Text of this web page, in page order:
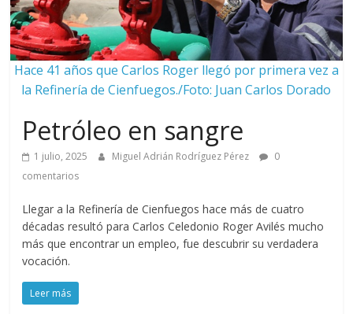
Hace 41 años que Carlos Roger llegó por primera vez a
la Refinería de Cienfuegos./Foto: Juan Carlos Dorado
Petróleo en sangre
1 julio, 2025 Miguel Adrián Rodríguez Pérez
0
comentarios
Llegar a la Refinería de Cienfuegos hace más de cuatro
décadas resultó para Carlos Celedonio Roger Avilés mucho
más que encontrar un empleo, fue descubrir su verdadera
vocación.
Leer más